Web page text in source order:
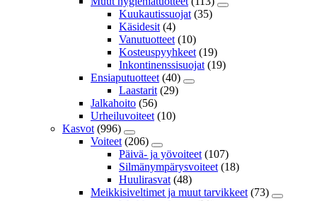
Kuukautissuojat (35)
Käsidesit (4)
Vanutuotteet (10)
Kosteuspyyhkeet (19)
Inkontinenssisuojat (19)
Ensiaputuotteet (40)
Laastarit (29)
Jalkahoito (56)
Urheiluvoiteet (10)
Kasvot (996)
Voiteet (206)
Päivä- ja yövoiteet (107)
Silmänympärysvoiteet (18)
Huulirasvat (48)
Meikkisiveltimet ja muut tarvikkeet (73)